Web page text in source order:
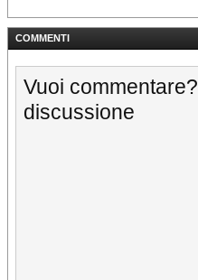
COMMENTI
Vuoi
discussione